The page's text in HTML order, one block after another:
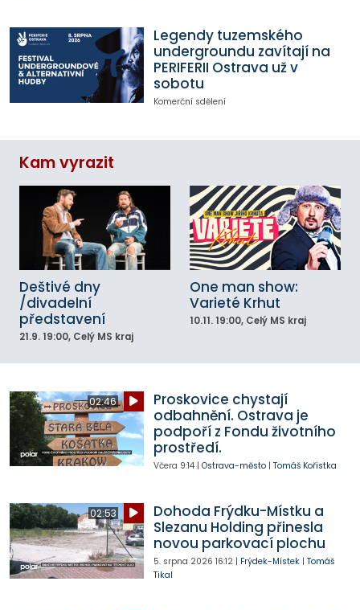
Legendy tuzemského
undergroundu zavítají na
PERIFERII Ostrava už v
sobotu
Komerční sdělení
Kam vyrazit
Deštivé dny
/divadelní
představení
21.9. 19:00, Celý MS kraj
One man show:
Varieté Krhut
10.11. 19:00, Celý MS kraj
02:46
Proskovice chystají
odbahnění. Ostrava je
podpoří z Fondu životního
prostředí.
Včera 9:14| Ostrava-město| Tomáš Kořistka
02:53
Dohoda Frýdku-Místku a
Slezanu Holding přinesla
novou parkovací plochu
5. srpna 2026 16:12| Frýdek-Místek| Tomáš
Tikal